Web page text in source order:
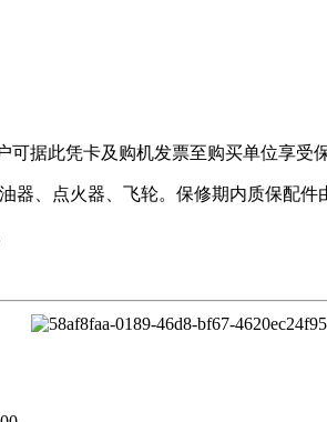
据此凭卡及购机发票至购买单位享受
、点火器、飞轮。保修期内质保配件